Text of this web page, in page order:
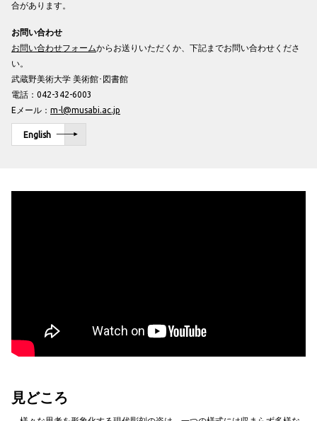
合があります。
お問い合わせ
お問い合わせフォームからお送りいただくか、下記までお問い合わせくださ
い。
武蔵野美術大学 美術館･図書館
電話：042-342-6003
Eメール： m-l@musabi.ac.jp
English
見どころ